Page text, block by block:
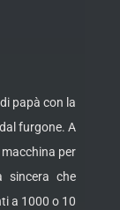
papà con la
furgone. A
per
sincera che
a 1000 o 10